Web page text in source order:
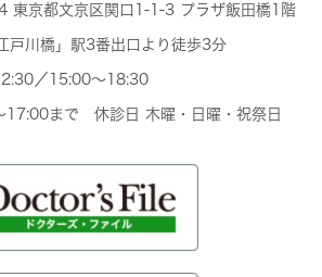
京都文京区関口1-1-3 プラザ飯田橋1階
川橋」駅3番出口より徒歩3分
／15:00～18:30
まで 休診日 木曜・日曜・祝祭日